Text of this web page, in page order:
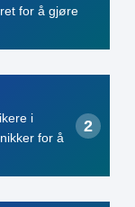
for å gjøre
i
for å